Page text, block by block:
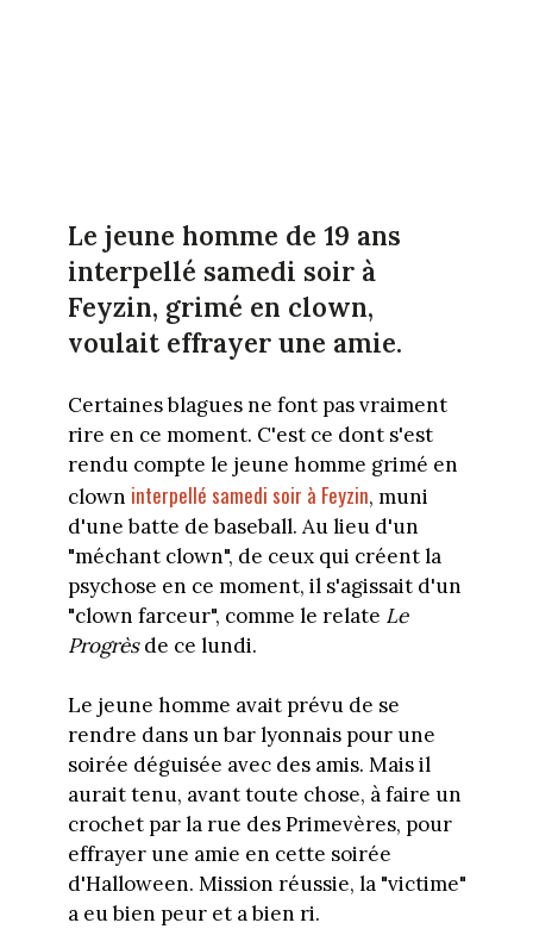
Le jeune homme de 19 ans
interpellé samedi soir à
Feyzin, grimé en clown,
voulait effrayer une amie.
Certaines blagues ne font pas vraiment
rire en ce moment. C'est ce dont s'est
rendu compte le jeune homme grimé en
clown interpellé samedi soir à Feyzin, muni
d'une batte de baseball. Au lieu d'un
"méchant clown", de ceux qui créent la
psychose en ce moment, il s'agissait d'un
"clown farceur", comme le relate Le
Progrèsde ce lundi.
Le jeune homme avait prévu de se
rendre dans un bar lyonnais pour une
soirée déguisée avec des amis. Mais il
aurait tenu, avant toute chose, à faire un
crochet par la rue des Primevères, pour
effrayer une amie en cette soirée
d'Halloween. Mission réussie, la "victime"
a eu bien peur et a bien ri.